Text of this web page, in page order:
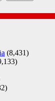
(8,431)